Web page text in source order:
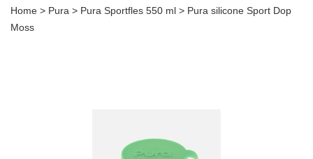
Home > Pura > Pura Sportfles 550 ml > Pura silicone Sport Dop
Moss